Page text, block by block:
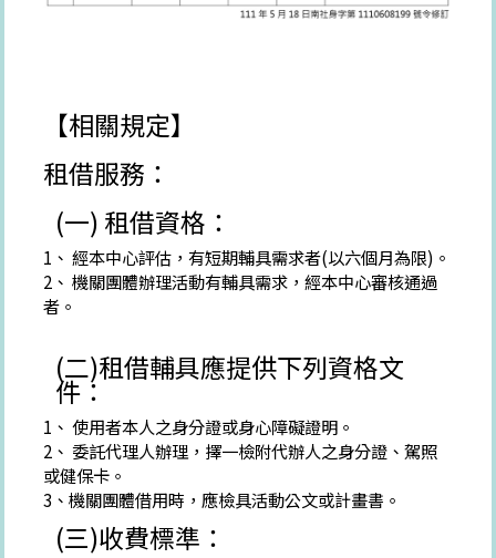
【相關規定】
租借服務：
(一) 租借資格：
1、 經本中心評估，有短期輔具需求者(以六個月為限)。
2、 機關團體辦理活動有輔具需求，經本中心審核通過
者。
(二)租借輔具應提供下列資格文
件：
1、 使用者本人之身分證或身心障礙證明。
2、 委託代理人辦理，擇一檢附代辦人之身分證、駕照
或健保卡。
3、機關團體借用時，應檢具活動公文或計畫書。
(三)收費標準：